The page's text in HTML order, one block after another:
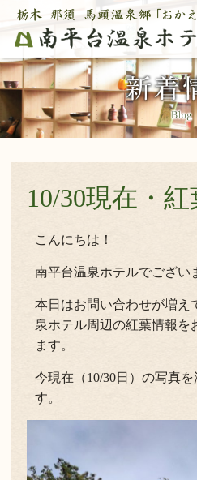
温泉
客室
公式サイトからの
宿泊プラン
キャンセル/プライ
10/30現在・
こんにちは！
南平台温泉ホテルでござい
本日はお問い合わせが増え
泉ホテル周辺の紅葉情報を
ます。
今現在（10/30日）の写真
す。
空室
ご予約内容